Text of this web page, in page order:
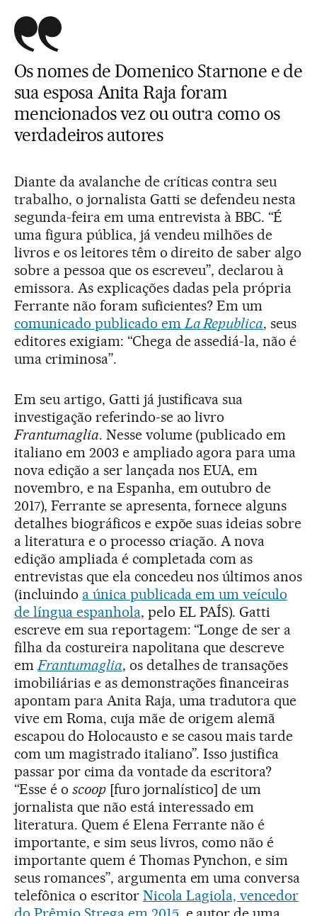
Os nomes de Domenico Starnone e de
sua esposa Anita Raja foram
mencionados vez ou outra como os
verdadeiros autores
Diante da avalanche de críticas contra seu
trabalho, o jornalista Gatti se defendeu nesta
segunda-feira em uma entrevista à BBC. “É
uma figura pública, já vendeu milhões de
livros e os leitores têm o direito de saber algo
sobre a pessoa que os escreveu”, declarou à
emissora. As explicações dadas pela própria
Ferrante não foram suficientes? Em um
comunicado publicado em La Republica, seus
editores exigiam: “Chega de assediá-la, não é
uma criminosa”.
Em seu artigo, Gatti já justificava sua
investigação referindo-se ao livro
Frantumaglia. Nesse volume (publicado em
italiano em 2003 e ampliado agora para uma
nova edição a ser lançada nos EUA, em
novembro, e na Espanha, em outubro de
2017), Ferrante se apresenta, fornece alguns
detalhes biográficos e expõe suas ideias sobre
a literatura e o processo criação. A nova
edição ampliada é completada com as
entrevistas que ela concedeu nos últimos anos
(incluindo a única publicada em um veículo
de língua espanhola, pelo EL PAÍS). Gatti
escreve em sua reportagem: “Longe de ser a
filha da costureira napolitana que descreve
em Frantumaglia, os detalhes de transações
imobiliárias e as demonstrações financeiras
apontam para Anita Raja, uma tradutora que
vive em Roma, cuja mãe de origem alemã
escapou do Holocausto e se casou mais tarde
com um magistrado italiano”. Isso justifica
passar por cima da vontade da escritora?
“Esse é o scoop[furo jornalístico] de um
jornalista que não está interessado em
literatura. Quem é Elena Ferrante não é
importante, e sim seus livros, como não é
importante quem é Thomas Pynchon, e sim
seus romances”, argumenta em uma conversa
telefônica o escritor Nicola Lagiola, vencedor